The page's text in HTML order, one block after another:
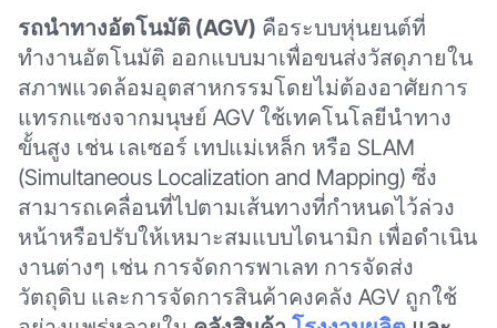
รถนำทางอัตโนมัติ (AGV) คือระบบหุ่นยนต์ที่
ทำงานอัตโนมัติ ออกแบบมาเพื่อขนส่งวัสดุภายใน
สภาพแวดล้อมอุตสาหกรรมโดยไม่ต้องอาศัยการ
แทรกแซงจากมนุษย์ AGV ใช้เทคโนโลยีนำทาง
ขั้นสูง เช่น เลเซอร์ เทปแม่เหล็ก หรือ SLAM
(Simultaneous Localization and Mapping) ซึ่ง
สามารถเคลื่อนที่ไปตามเส้นทางที่กำหนดไว้ล่วง
หน้าหรือปรับให้เหมาะสมแบบไดนามิก เพื่อดำเนิน
งานต่างๆ เช่น การจัดการพาเลท การจัดส่ง
วัตถุดิบ และการจัดการสินค้าคงคลัง AGV ถูกใช้